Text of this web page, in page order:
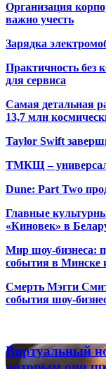
Организация
важно учесть
Зарядка
Практичность без
для сервиса
Самая детальная
13,7 млн
Taylor Swift
ТМКЩ –
Dune: Part Two
Главные
«Киновек» в
Мир шоу-бизнеса:
события в Минске
Смерть Мэгги
события шоу-
Виртуальный
номер
Виртуальный